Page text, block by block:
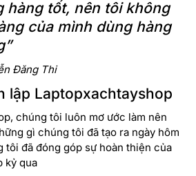
hàng tốt, nên tôi không
của mình dùng hàng
Đăng Thi
lập Laptopxachtayshop
chúng tôi luôn mơ ước làm nên
gì chúng tôi đã tạo ra ngày hôm
tôi đã đóng góp sự hoàn thiện của
kỷ qua